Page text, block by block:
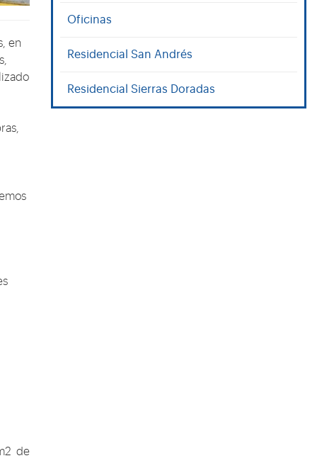
Oficinas
Residencial San Andrés
Residencial Sierras Doradas
en
de